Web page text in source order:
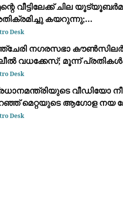
വീട്ടിലേക്ക് ചില
കയറുന്നു;
ദൃശ്യങ്ങൾ
സുരക്ഷയിൽ
Desk
നഗരസഭാ
വധക്കേസ്; മൂന്ന്
Desk
വീഡിയോ
മെറ്റയുടെ ആഗോള നയ
കാപ്ലൻ
Desk